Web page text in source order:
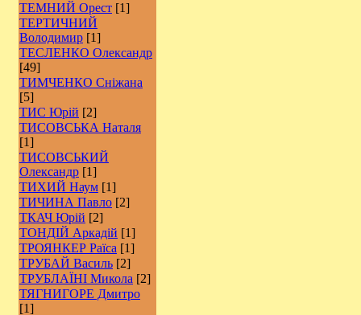
ТЕМНИЙ Орест [1]
ТЕРТИЧНИЙ
Володимир [1]
ТЕСЛЕНКО Олександр
[49]
ТИМЧЕНКО Сніжана
[5]
ТИС Юрій [2]
ТИСОВСЬКА Наталя
[1]
ТИСОВСЬКИЙ
Олександр [1]
ТИХИЙ Наум [1]
ТИЧИНА Павло [2]
ТКАЧ Юрій [2]
ТОНДІЙ Аркадій [1]
ТРОЯНКЕР Раїса [1]
ТРУБАЙ Василь [2]
ТРУБЛАЇНІ Микола [2]
ТЯГНИГОРЕ Дмитро
[1]